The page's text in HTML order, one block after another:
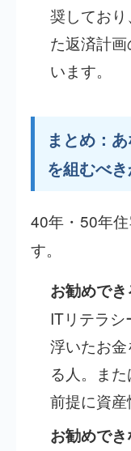
奨してお
た返済計
います。
まとめ：
を組むべき
40年・50年住
す。
お勧めでき
ITリテラシ
浮いたお
る人。ま
前提に資産
お勧めでき